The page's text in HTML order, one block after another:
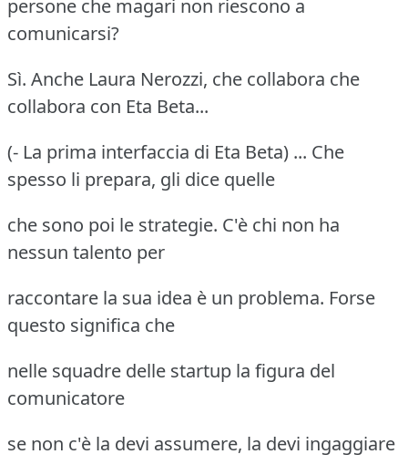
persone che magari non riescono a
comunicarsi?
Sì. Anche Laura Nerozzi, che collabora che
collabora con Eta Beta...
(- La prima interfaccia di Eta Beta) ... Che
spesso li prepara, gli dice quelle
che sono poi le strategie. C'è chi non ha
nessun talento per
raccontare la sua idea è un problema. Forse
questo significa che
nelle squadre delle startup la figura del
comunicatore
se non c'è la devi assumere, la devi ingaggiare